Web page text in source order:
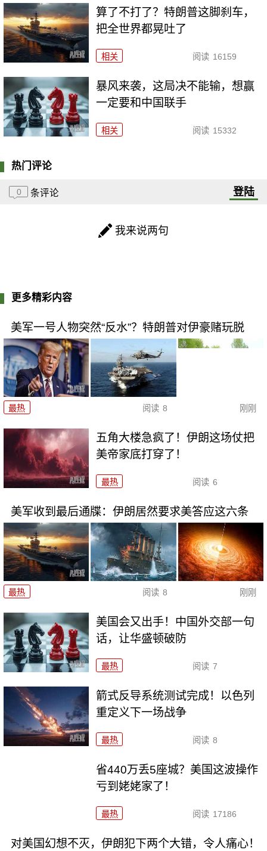
算了不打了？特朗普这脚刹车，
把全世界都晃吐了
相关 阅读 16159
暴风来袭，这局决不能输，想赢
一定要和中国联手
相关 阅读 15332
热门评论
0 条评论 登陆
我来说两句
更多精彩内容
美军一号人物突然“反水”？特朗普对伊豪赌玩脱
最热 阅读 8 刚刚
五角大楼急疯了！伊朗这场仗把
美帝家底打穿了！
最热 阅读 6
美军收到最后通牒：伊朗居然要求美答应这六条
最热 阅读 8 刚刚
美国会又出手！中国外交部一句
话，让华盛顿破防
最热 阅读 7
箭式反导系统测试完成！以色列
重定义下一场战争
最热 阅读 8
省440万丢5座城？美国这波操作
亏到姥姥家了！
最热 阅读 17186
对美国幻想不灭，伊朗犯下两个大错，令人痛心！